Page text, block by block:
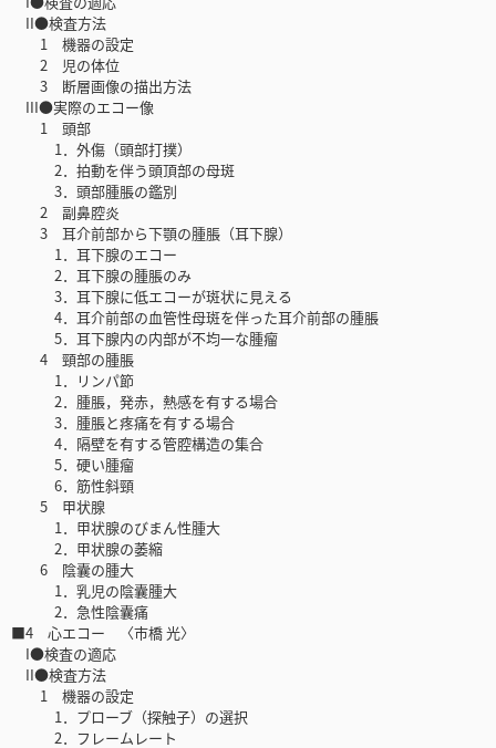
II●検査方法
1 機器の設定
2 児の体位
3 断層画像の描出方法
III●実際のエコー像
1 頭部
1．外傷（頭部打撲）
2．拍動を伴う頭頂部の母斑
3．頭部腫脹の鑑別
2 副鼻腔炎
3 耳介前部から下顎の腫脹（耳下腺）
1．耳下腺のエコー
2．耳下腺の腫脹のみ
3．耳下腺に低エコーが斑状に見える
4．耳介前部の血管性母斑を伴った耳介前部の腫脹
5．耳下腺内の内部が不均一な腫瘤
4 頸部の腫脹
1．リンパ節
2．腫脹，発赤，熱感を有する場合
3．腫脹と疼痛を有する場合
4．隔壁を有する管腔構造の集合
5．硬い腫瘤
6．筋性斜頸
5 甲状腺
1．甲状腺のびまん性腫大
2．甲状腺の萎縮
6 陰囊の腫大
1．乳児の陰囊腫大
2．急性陰囊痛
■4 心エコー 〈市橋 光〉
I●検査の適応
II●検査方法
1 機器の設定
1．プローブ（探触子）の選択
2．フレームレート